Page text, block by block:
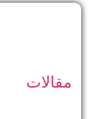
مقالات